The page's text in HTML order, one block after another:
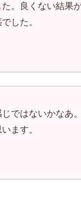
。良くない結果
した。
ではないかなあ
ます。